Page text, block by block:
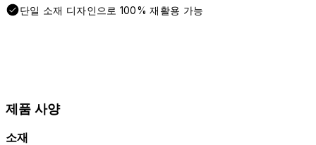
단일 소재 디자인으로 100% 재활용 가능
제품 사양
소재